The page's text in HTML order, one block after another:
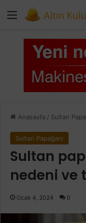
Menü
Anasayfa / Sultan
Sultan Papağanı
Sultan
nedeni ve
Ocak 4, 2024 0